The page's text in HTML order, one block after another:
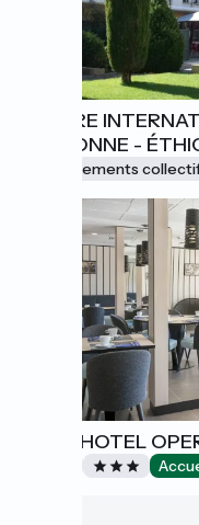
CENTRE
NARBONNE -
Hébergements
LOGIS HOTEL